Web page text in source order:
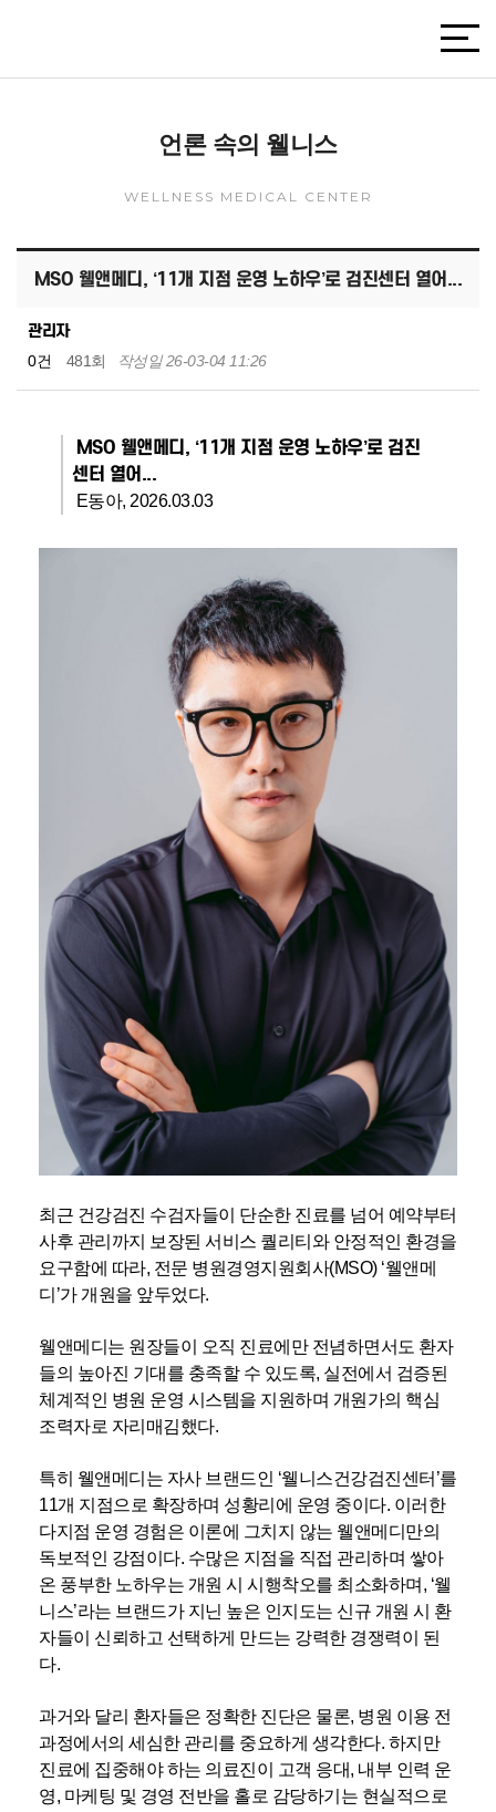
언론 속의 웰니스
WELLNESS MEDICAL CENTER
MSO 웰앤메디, ‘11개 지점 운영 노하우’로 검진센터 열어...
관리자
0건 481회 작성일 26-03-04 11:26
MSO 웰앤메디, ‘11개 지점 운영 노하우’로 검진
센터 열어...
E동아, 2026.03.03
최근 건강검진 수검자들이 단순한 진료를 넘어 예약부터
사후 관리까지 보장된 서비스 퀄리티와 안정적인 환경을
요구함에 따라, 전문 병원경영지원회사(MSO) ‘웰앤메
디’가 개원을 앞두었다.
웰앤메디는 원장들이 오직 진료에만 전념하면서도 환자
들의 높아진 기대를 충족할 수 있도록, 실전에서 검증된
체계적인 병원 운영 시스템을 지원하며 개원가의 핵심
조력자로 자리매김했다.
특히 웰앤메디는 자사 브랜드인 ‘웰니스건강검진센터’를
11개 지점으로 확장하며 성황리에 운영 중이다. 이러한
다지점 운영 경험은 이론에 그치지 않는 웰앤메디만의
독보적인 강점이다. 수많은 지점을 직접 관리하며 쌓아
온 풍부한 노하우는 개원 시 시행착오를 최소화하며, ‘웰
니스’라는 브랜드가 지닌 높은 인지도는 신규 개원 시 환
자들이 신뢰하고 선택하게 만드는 강력한 경쟁력이 된
다.
과거와 달리 환자들은 정확한 진단은 물론, 병원 이용 전
과정에서의 세심한 관리를 중요하게 생각한다. 하지만
진료에 집중해야 하는 의료진이 고객 응대, 내부 인력 운
영, 마케팅 및 경영 전반을 홀로 감당하기는 현실적으로